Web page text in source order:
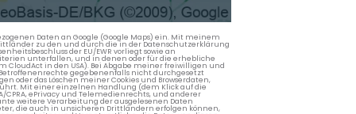
Daten an Google (Google Maps) ein. Mit meinem
zu den und durch die in der Datenschutzerklärung
der EU/EWR vorliegt sowie an
unterfallen, und in denen oder für die erhebliche
CloudAct in den USA). Bei Abgabe meiner freiwilligen und
gegebenenfalls nicht durchgesetzt
das Löschen meiner Cookies und Browserdaten,
Mit einer einzelnen Handlung (dem Klick auf die
ePrivacy und Telemedienrechts, und anderer
weitere Verarbeitung der ausgelesenen Daten
die auch in unsicheren Drittländern erfolgen können,